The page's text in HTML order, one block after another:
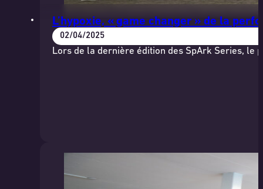
L’hypoxie, « game changer » de la
02/04/2025
Lors de la dernière édition des SpArk Series, le